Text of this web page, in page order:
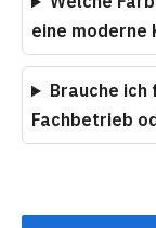
eine moderne
Brauche ich
Fachbetrieb